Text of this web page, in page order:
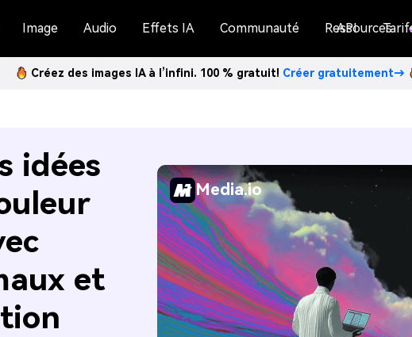
Image Audio Effets IA Communauté Ressources
API
Créez des images IA à l’infini. 100 % gratuit! Créer gratuitement→
idées
et
Media.io